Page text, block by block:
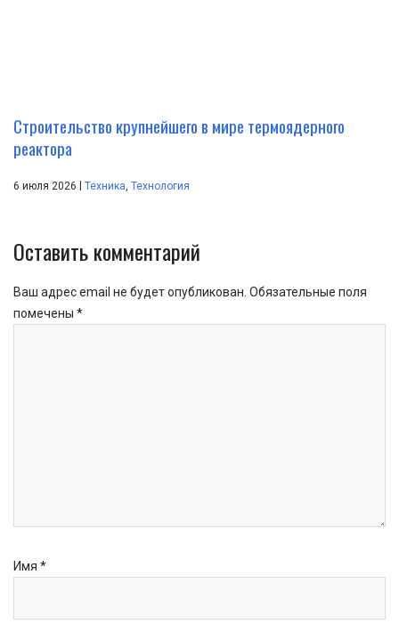
Строительство крупнейшего в мире термоядерного
реактора
6 июля 2026 Техника, Технология
Оставить комментарий
Ваш адрес email не будет опубликован. Обязательные поля
помечены *
Имя *